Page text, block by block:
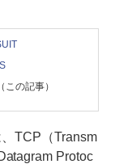
の記事）
TCP（Transm
Protoc